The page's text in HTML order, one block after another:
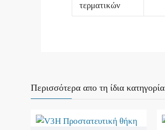
τερματικών
Περισσότερα απο τη ίδια κατηγορία